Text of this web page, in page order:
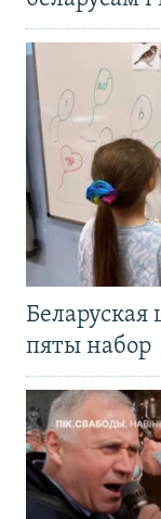
пяты набор